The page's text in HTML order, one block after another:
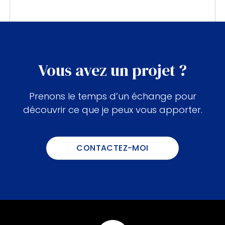
Vous avez un projet ?
Prenons le temps d’un échange pour
découvrir ce que je peux vous apporter.
CONTACTEZ-MOI